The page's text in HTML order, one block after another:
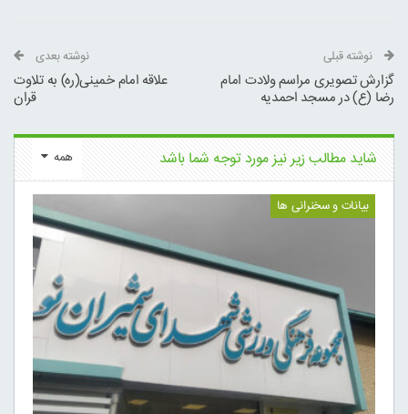
نوشته قبلی
گزارش تصویری مراسم ولادت امام
رضا (ع) در مسجد احمدیه
نوشته بعدی
علاقه امام خمینی(ره) به تلاوت
قران
همه شاید مطالب زیر نیز مورد توجه شما باشد
بیانات و سخنرانی ها